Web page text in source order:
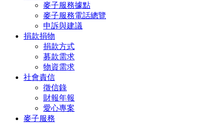
麥子服務據點
麥子服務電話總覽
申訴與建議
捐款捐物
捐款方式
募款需求
物資需求
社會責信
徵信錄
財報年報
愛心專案
麥子服務